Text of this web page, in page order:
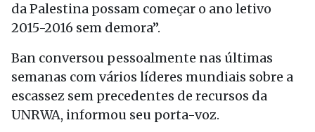
da Palestina possam começar o ano letivo
2015-2016 sem demora”.
Ban conversou pessoalmente nas últimas
semanas com vários líderes mundiais sobre a
escassez sem precedentes de recursos da
UNRWA, informou seu porta-voz.